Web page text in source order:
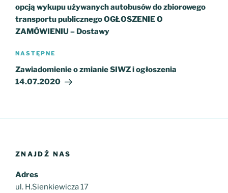
opcją wykupu używanych autobusów do zbiorowego
transportu publicznego OGŁOSZENIE O
ZAMÓWIENIU – Dostawy
Następny
wpis
NASTĘPNE
Zawiadomienie o zmianie SIWZ i ogłoszenia
14.07.2020
ZNAJDŹ NAS
Adres
ul. H.Sienkiewicza 17